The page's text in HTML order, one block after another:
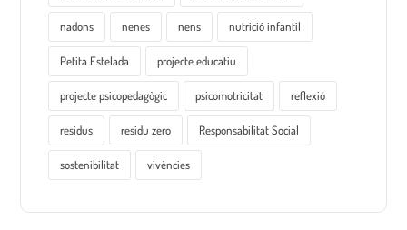
nadons nenes nens nutrició infantil
Petita Estelada projecte educatiu
projecte psicopedagògic psicomotricitat reflexió
residus residu zero Responsabilitat Social
sostenibilitat vivències